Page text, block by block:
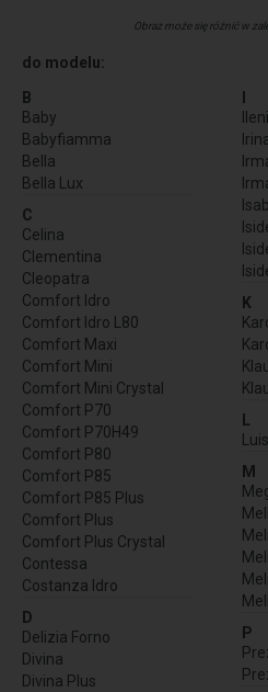
Obraz może się różnić w
do modelu:
B
Baby
Babyfiamma
Bella
Bella Lux
C
Celina
Clementina
Cleopatra
Comfort Idro
Comfort Idro L80
Comfort Maxi
Comfort Mini
Comfort Mini Crystal
Comfort P70
Comfort P70H49
Comfort P80
Comfort P85
Comfort P85 Plus
Comfort Plus
Comfort Plus Crystal
Contessa
Costanza Idro
D
Delizia Forno
Divina
Divina Plus
K
L
M
P